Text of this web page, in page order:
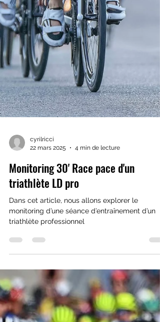
cyrilricci
22 mars 2025
Monitoring 30' Race pace d'un
Dans cet article, nous allons explorer le
monitoring d’une séance d’entraînement d’un
triathlète professionnel